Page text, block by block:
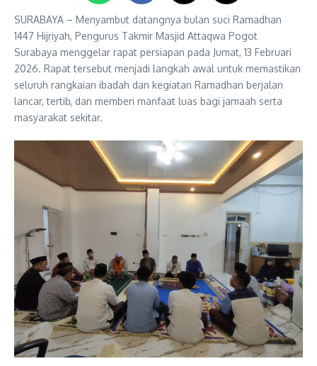
SURABAYA – Menyambut datangnya bulan suci Ramadhan
1447 Hijriyah, Pengurus Takmir Masjid Attaqwa Pogot
Surabaya menggelar rapat persiapan pada Jumat, 13 Februari
2026. Rapat tersebut menjadi langkah awal untuk memastikan
seluruh rangkaian ibadah dan kegiatan Ramadhan berjalan
lancar, tertib, dan memberi manfaat luas bagi jamaah serta
masyarakat sekitar.